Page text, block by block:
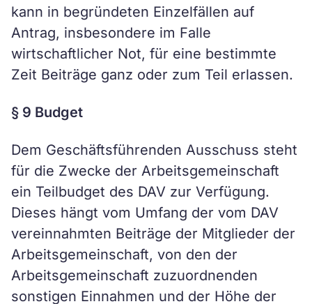
kann in begründeten Einzelfällen auf
Antrag, insbesondere im Falle
wirtschaftlicher Not, für eine bestimmte
Zeit Beiträge ganz oder zum Teil erlassen.
§ 9 Budget
Dem Geschäftsführenden Ausschuss steht
für die Zwecke der Arbeitsgemeinschaft
ein Teilbudget des DAV zur Verfügung.
Dieses hängt vom Umfang der vom DAV
vereinnahmten Beiträge der Mitglieder der
Arbeitsgemeinschaft, von den der
Arbeitsgemeinschaft zuzuordnenden
sonstigen Einnahmen und der Höhe der